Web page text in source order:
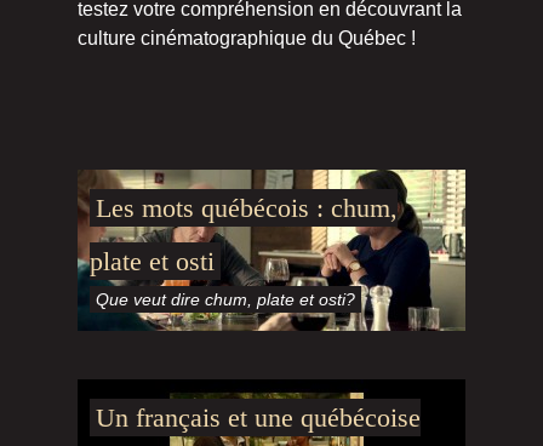
testez votre compréhension en découvrant la
culture cinématographique du Québec !
Les mots québécois : chum,
plate et osti
Que veut dire chum, plate et osti?
Un français et une québécoise